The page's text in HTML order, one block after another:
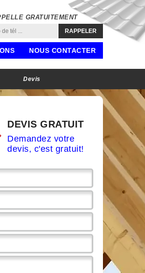
GRATUITEMENT
NOUS CONTACTER
Devis
DEVIS GRATUIT
Demandez votre
devis, c'est gratuit!